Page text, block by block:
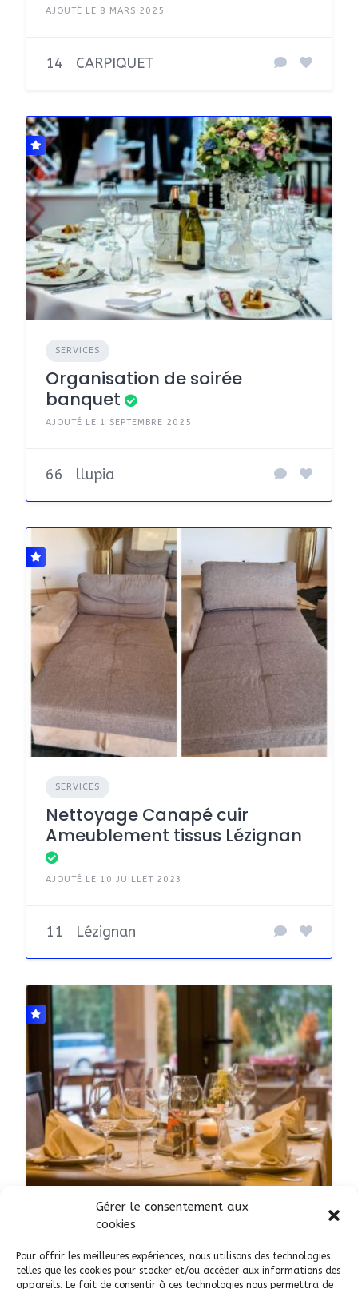
Gérer le consentement aux
cookies
Pour offrir les meilleures expériences, nous utilisons des technologies
telles que les cookies pour stocker et/ou accéder aux informations des
appareils. Le fait de consentir à ces technologies nous permettra de
AJOUTÉ LE 8 MARS 2025
14 CARPIQUET
SERVICES
Organisation de soirée
banquet
AJOUTÉ LE 1 SEPTEMBRE 2025
66 llupia
SERVICES
Nettoyage Canapé cuir
Ameublement tissus Lézignan
AJOUTÉ LE 10 JUILLET 2023
11 Lézignan
Serveuse Extra en Restauration
66